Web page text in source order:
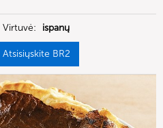
Virtuvė: ispanų
Atsisiųskite BR2